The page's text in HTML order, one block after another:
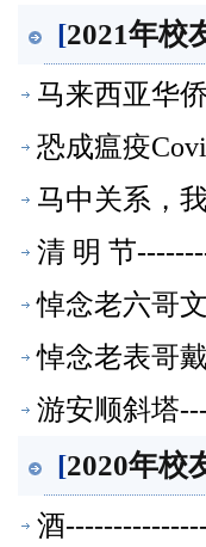
[2021年校
马来西亚华
恐成瘟疫
马中关系，
清 明 节
悼念老六哥
悼念老表哥
游安顺斜塔
[2020年校
酒